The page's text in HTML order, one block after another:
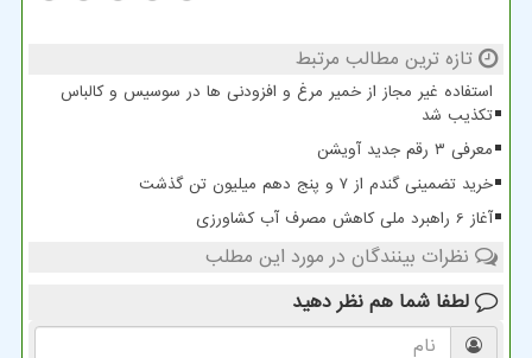
تازه ترین مطالب مرتبط
استفاده غیر مجاز از خمیر مرغ و افزودنی ها در سوسیس و کالباس
تکذیب شد
معرفی ۳ رقم جدید آویشن
خرید تضمینی گندم از ۷ و پنج دهم میلیون تن گذشت
آغاز 6 راهبرد ملی کاهش مصرف آب کشاورزی
نظرات بینندگان در مورد این مطلب
لطفا شما هم نظر دهید